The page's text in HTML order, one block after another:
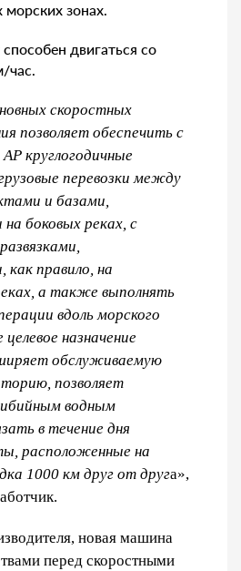
зонах.
двигаться со
час.
скоростных
позволяет обеспечить с
круглогодичные
перевозки между
и базами,
боковых реках, с
правило, на
а также выполнять
вдоль морского
назначение
обслуживаемую
позволяет
водным
в течение дня
расположенные на
1000 км друг от друга»,
новая машина
перед скоростными